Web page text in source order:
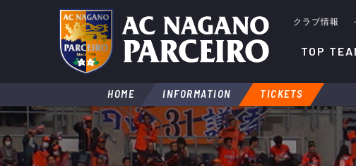
クラブ情報
TOP
HOME INFORMATION TICKETS